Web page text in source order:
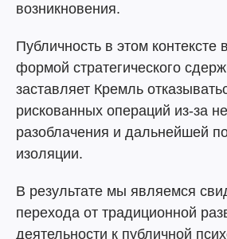
возникновения.
Публичность в этом контексте
формой стратегического
заставляет Кремль
рискованных операций из-за
разоблачения и дальнейшей
изоляции.
В результате мы являемся
перехода от традиционной
деятельности к публичной